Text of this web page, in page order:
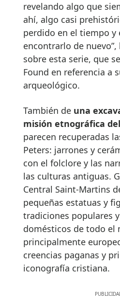
revelando algo que
ahí, algo casi
perdido en el tiempo y
encontrarlo de
sobre esta serie, que
Found en referencia a
arqueológico.
También de una
misión etnográfica
parecen recuperadas
Peters: jarrones y
con el folclore y las
las culturas antiguas.
Central Saint-Martins
pequeñas estatuas y
tradiciones populares
domésticos de todo el
principalmente
creencias paganas y
iconografía cristiana.